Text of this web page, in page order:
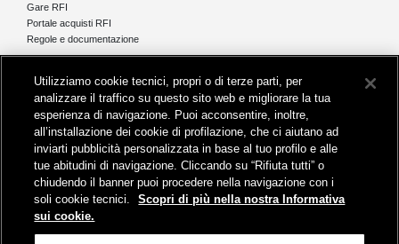
Gare RFI
Portale acquisti RFI
Regole e documentazione
Comunicati stampa e news
Novità on line
Infomobilità
Feed - RSS
Utilizziamo cookie tecnici, propri o di terze parti, per
analizzare il traffico su questo sito web e migliorare la tua
esperienza di navigazione. Puoi acconsentire, inoltre,
all’installazione dei cookie di profilazione, che ci aiutano ad
inviarti pubblicità personalizzata in base al tuo profilo e alle
tue abitudini di navigazione. Cliccando su “Rifiuta tutti” o
chiudendo il banner puoi procedere nella navigazione con i
soli cookie tecnici.
Scopri di più nella nostra Informativa
sui cookie.